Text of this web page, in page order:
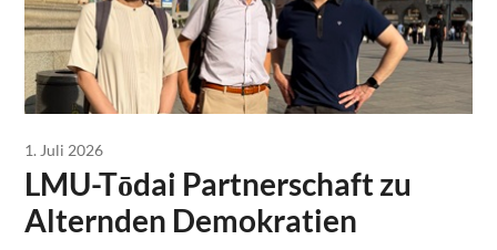
1. Juli 2026
LMU-Tōdai Partnerschaft zu
Alternden Demokratien